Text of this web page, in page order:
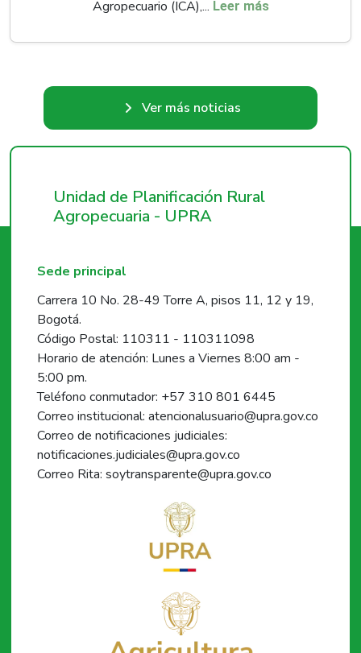
Agropecuario (ICA),... Leer más
Ver más noticias
Unidad de Planificación Rural
Agropecuaria - UPRA
Sede principal
Carrera 10 No. 28-49 Torre A, pisos 11, 12 y 19,
Bogotá.
Código Postal: 110311 - 110311098
Horario de atención: Lunes a Viernes 8:00 am -
5:00 pm.
Teléfono conmutador: +57 310 801 6445
Correo institucional: atencionalusuario@upra.gov.co
Correo de notificaciones judiciales:
notificaciones.judiciales@upra.gov.co
Correo Rita: soytransparente@upra.gov.co